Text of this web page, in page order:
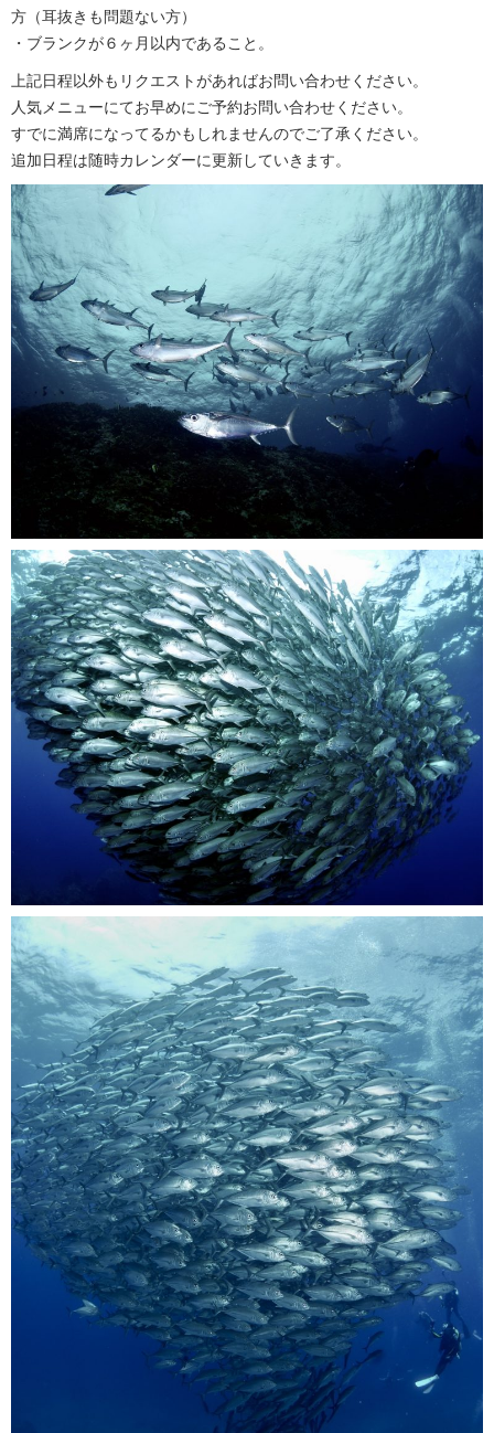
方（耳抜きも問題ない方）
・ブランクが６ヶ月以内であること。
上記日程以外もリクエストがあればお問い合わせください。
人気メニューにてお早めにご予約お問い合わせください。
すでに満席になってるかもしれませんのでご了承ください。
追加日程は随時カレンダーに更新していきます。